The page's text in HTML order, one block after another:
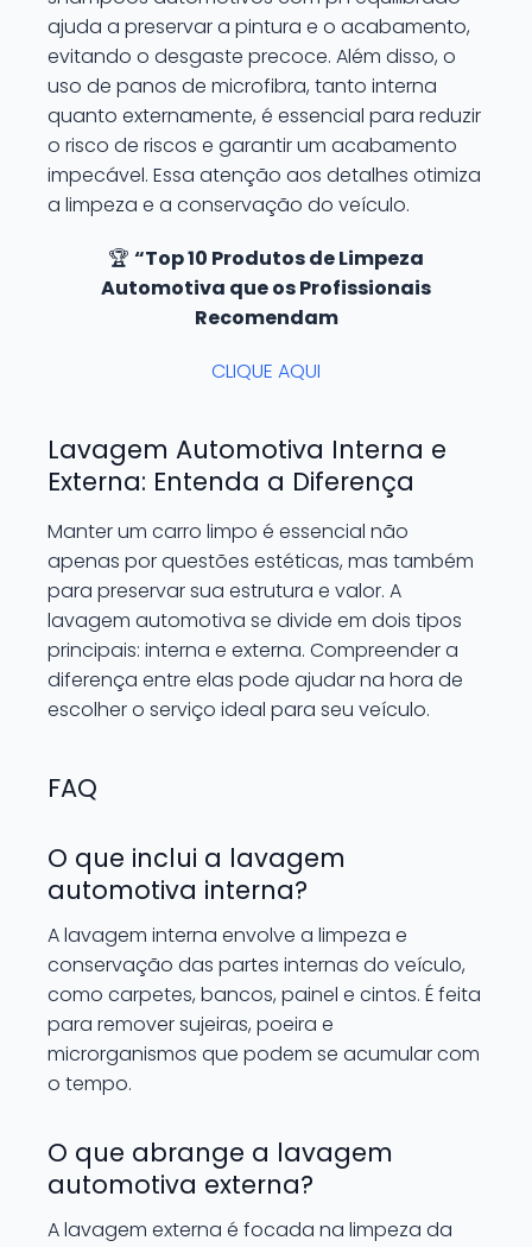
ajuda a preservar a pintura e o acabamento,
evitando o desgaste precoce. Além disso, o
uso de panos de microfibra, tanto interna
quanto externamente, é essencial para reduzir
o risco de riscos e garantir um acabamento
impecável. Essa atenção aos detalhes otimiza
a limpeza e a conservação do veículo.
🏆 “Top 10 Produtos de Limpeza
Automotiva que os Profissionais
Recomendam
CLIQUE AQUI
Lavagem Automotiva Interna e
Externa: Entenda a Diferença
Manter um carro limpo é essencial não
apenas por questões estéticas, mas também
para preservar sua estrutura e valor. A
lavagem automotiva se divide em dois tipos
principais: interna e externa. Compreender a
diferença entre elas pode ajudar na hora de
escolher o serviço ideal para seu veículo.
FAQ
O que inclui a lavagem
automotiva interna?
A lavagem interna envolve a limpeza e
conservação das partes internas do veículo,
como carpetes, bancos, painel e cintos. É feita
para remover sujeiras, poeira e
microrganismos que podem se acumular com
o tempo.
O que abrange a lavagem
automotiva externa?
A lavagem externa é focada na limpeza da